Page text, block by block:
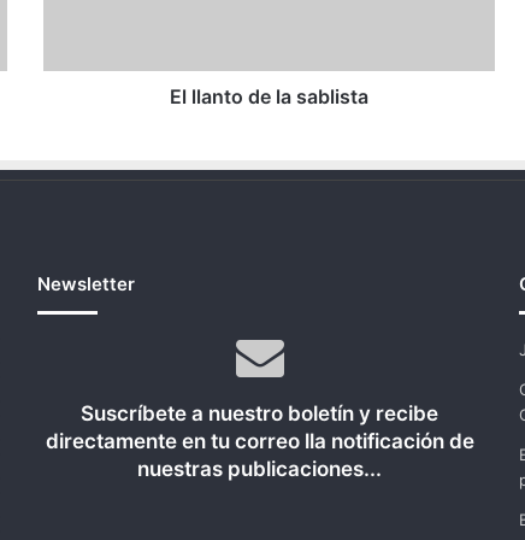
El llanto de la sablista
Newsletter
Suscríbete a nuestro boletín y recibe
directamente en tu correo lla notificación de
nuestras publicaciones...